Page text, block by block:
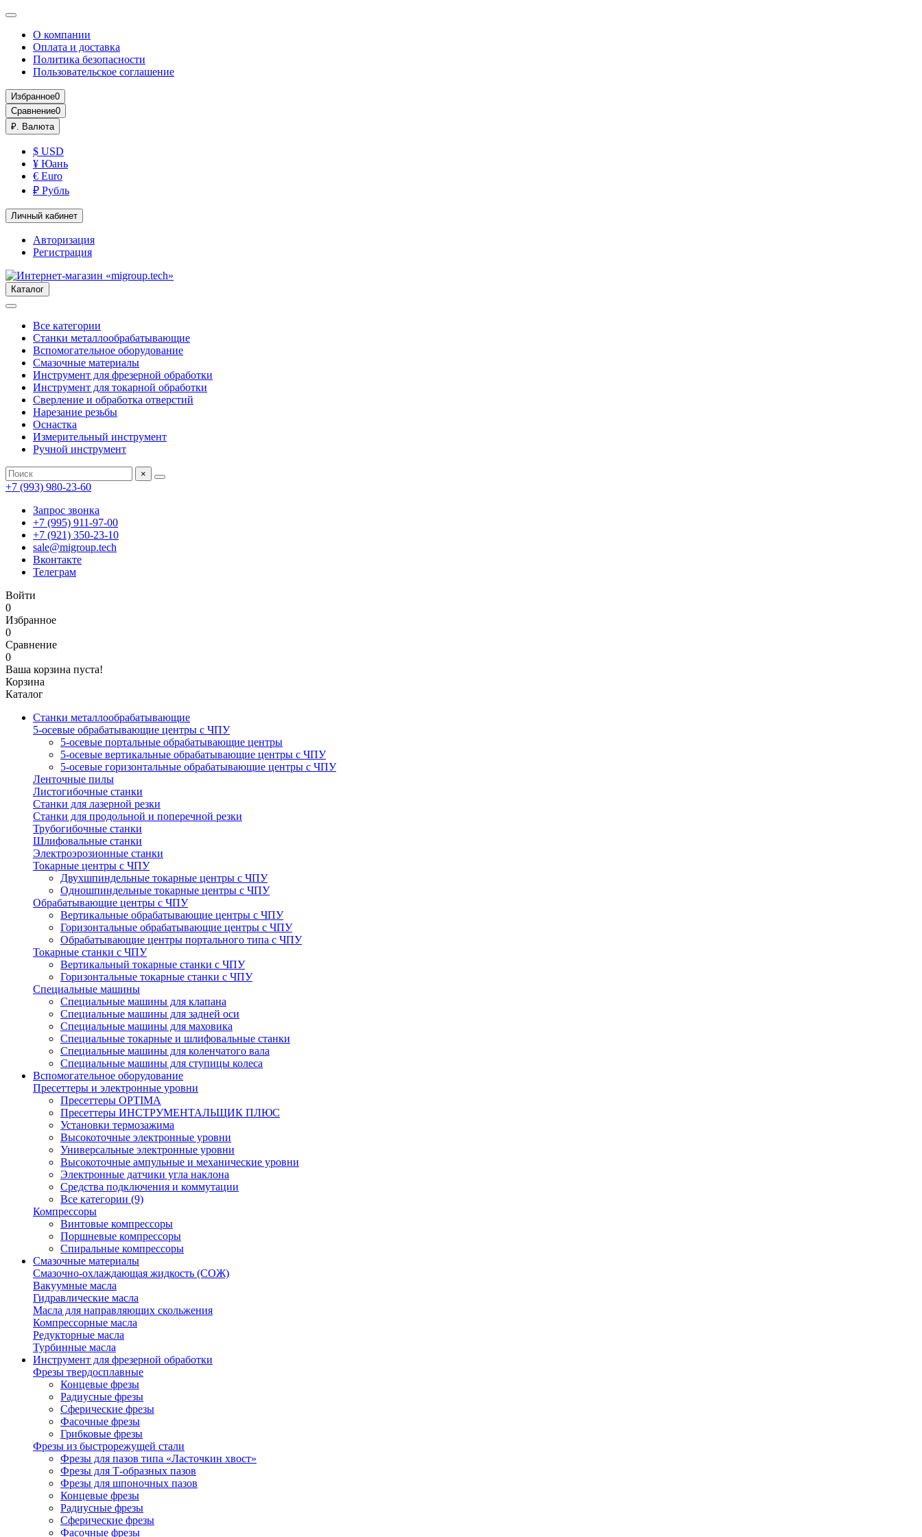
О компании
Оплата и доставка
Политика безопасности
Пользовательское соглашение
Избранное0
Сравнение0
₽. Валюта
$ USD
¥ Юань
€ Euro
₽ Рубль
Личный кабинет
Авторизация
Регистрация
Каталог
Все категории
Станки металлообрабатывающие
Вспомогательное оборудование
Смазочные материалы
Инструмент для фрезерной обработки
Инструмент для токарной обработки
Сверление и обработка отверстий
Нарезание резьбы
Оснастка
Измерительный инструмент
Ручной инструмент
×
+7 (993) 980-23-60
Запрос звонка
+7 (995) 911-97-00
+7 (921) 350-23-10
sale@migroup.tech
Вконтакте
Телеграм
Войти
0
Избранное
0
Сравнение
0
Ваша корзина пуста!
Корзина
Каталог
Станки металлообрабатывающие
5-осевые обрабатывающие центры с ЧПУ
5-осевые портальные обрабатывающие центры
5-осевые вертикальные обрабатывающие центры с ЧПУ
5-осевые горизонтальные обрабатывающие центры с ЧПУ
Ленточные пилы
Листогибочные станки
Станки для лазерной резки
Станки для продольной и поперечной резки
Трубогибочные станки
Шлифовальные станки
Электроэрозионные станки
Токарные центры с ЧПУ
Двухшпиндельные токарные центры с ЧПУ
Одношпиндельные токарные центры с ЧПУ
Обрабатывающие центры с ЧПУ
Вертикальные обрабатывающие центры с ЧПУ
Горизонтальные обрабатывающие центры с ЧПУ
Обрабатывающие центры портального типа с ЧПУ
Токарные станки с ЧПУ
Вертикальный токарные станки с ЧПУ
Горизонтальные токарные станки с ЧПУ
Специальные машины
Специальные машины для клапана
Специальные машины для задней оси
Специальные машины для маховика
Специальные токарные и шлифовальные станки
Специальные машины для коленчатого вала
Специальные машины для ступицы колеса
Вспомогательное оборудование
Пресеттеры и электронные уровни
Пресеттеры OPTIMA
Пресеттеры ИНСТРУМЕНТАЛЬЩИК ПЛЮС
Установки термозажима
Высокоточные электронные уровни
Универсальные электронные уровни
Высокоточные ампульные и механические уровни
Электронные датчики угла наклона
Средства подключения и коммутации
Все категории (9)
Компрессоры
Винтовые компрессоры
Поршневые компрессоры
Спиральные компрессоры
Смазочные материалы
Смазочно-охлаждающая жидкость (СОЖ)
Вакуумные масла
Гидравлические масла
Масла для направляющих скольжения
Компрессорные масла
Редукторные масла
Турбинные масла
Инструмент для фрезерной обработки
Фрезы твердосплавные
Концевые фрезы
Радиусные фрезы
Сферические фрезы
Фасочные фрезы
Грибковые фрезы
Фрезы из быстрорежущей стали
Фрезы для пазов типа «Ласточкин хвост»
Фрезы для Т-образных пазов
Фрезы для шпоночных пазов
Концевые фрезы
Радиусные фрезы
Сферические фрезы
Фасочные фрезы